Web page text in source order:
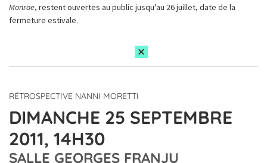
Monroe, restent ouvertes au public jusqu'au 26 juillet, date de la
fermeture estivale.
RÉTROSPECTIVE NANNI MORETTI
DIMANCHE 25 SEPTEMBRE
2011, 14H30
SALLE GEORGES FRANJU